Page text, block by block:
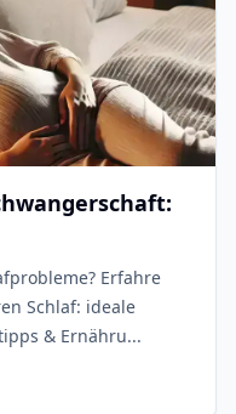
Erfahre
Schlaf: ideale
& Ernähru...